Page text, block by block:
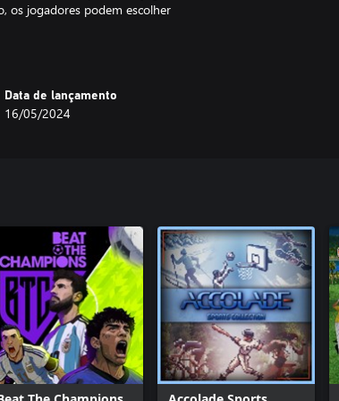
os jogadores podem escolher
Data de lançamento
16/05/2024